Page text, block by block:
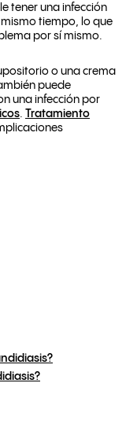
tener una infección
tiempo, lo que
por sí mismo.
o una crema
puede
una infección por
.
Tratamiento